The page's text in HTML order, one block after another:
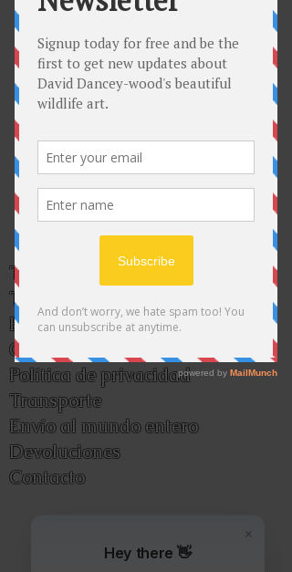
para mostrar en este
momento.
Tienda
Tarjetas regalo
Boletin informativo
Condiciones
Política de privacidad
Transporte
Envío al mundo entero
Devoluciones
Contacto
Hey there 👋